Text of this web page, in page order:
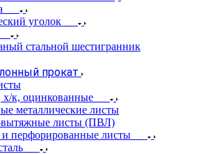
уголок
стальной шестигранник
прокат
х/к, оцинкованные
металлические листы
вытяжные листы (ПВЛ)
перфорированные листы